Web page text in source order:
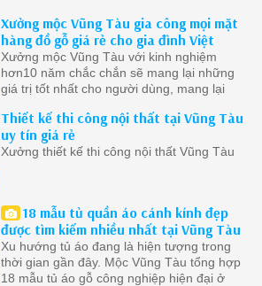
Xưởng mộc Vũng Tàu gia công mọi mặt
hàng đồ gỗ giá rẻ cho gia đình Việt
Xưởng mộc Vũng Tàu với kinh nghiệm
hơn10 năm chắc chắn sẽ mang lại những
giá trị tốt nhất cho người dùng, mang lại
Thiết kế thi công nội thất tại Vũng Tàu
uy tín giá rẻ
Xưởng thiết kế thi công nội thất Vũng Tàu
18 mẫu tủ quần áo cánh kính đẹp
được tìm kiếm nhiều nhất tại Vũng Tàu
Xu hướng tủ áo đang là hiện tượng trong
thời gian gần đây. Mộc Vũng Tàu tổng hợp
18 mẫu tủ áo gỗ công nghiệp hiện đại ở